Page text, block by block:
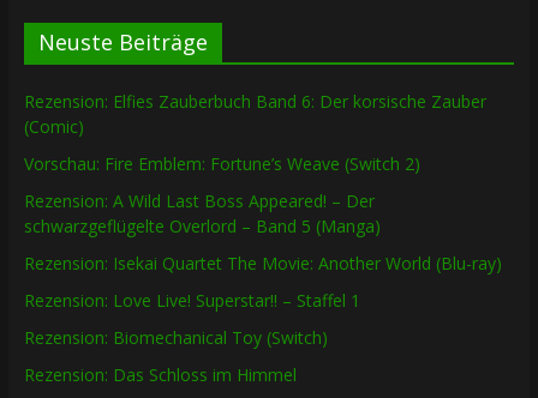
Neuste Beiträge
Rezension: Elfies Zauberbuch Band 6: Der korsische Zauber
(Comic)
Vorschau: Fire Emblem: Fortune’s Weave (Switch 2)
Rezension: A Wild Last Boss Appeared! – Der
schwarzgeflügelte Overlord – Band 5 (Manga)
Rezension: Isekai Quartet The Movie: Another World (Blu-ray)
Rezension: Love Live! Superstar!! – Staffel 1
Rezension: Biomechanical Toy (Switch)
Rezension: Das Schloss im Himmel